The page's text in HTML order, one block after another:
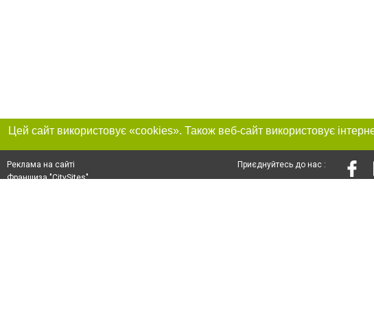
Реклама на сайті
Франшиза "CitySites"
Приєднуйтесь до нас :